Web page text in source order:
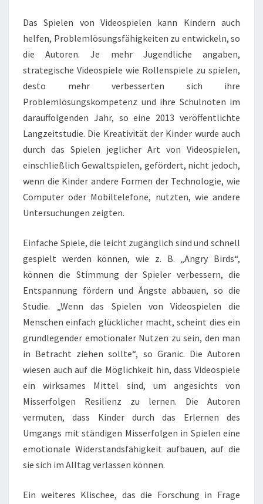
Das Spielen von Videospielen kann Kindern auch
helfen, Problemlösungsfähigkeiten zu entwickeln, so
die Autoren. Je mehr Jugendliche angaben,
strategische Videospiele wie Rollenspiele zu spielen,
desto mehr verbesserten sich ihre
Problemlösungskompetenz und ihre Schulnoten im
darauffolgenden Jahr, so eine 2013 veröffentlichte
Langzeitstudie. Die Kreativität der Kinder wurde auch
durch das Spielen jeglicher Art von Videospielen,
einschließlich Gewaltspielen, gefördert, nicht jedoch,
wenn die Kinder andere Formen der Technologie, wie
Computer oder Mobiltelefone, nutzten, wie andere
Untersuchungen zeigten.
Einfache Spiele, die leicht zugänglich sind und schnell
gespielt werden können, wie z. B. „Angry Birds“,
können die Stimmung der Spieler verbessern, die
Entspannung fördern und Ängste abbauen, so die
Studie. „Wenn das Spielen von Videospielen die
Menschen einfach glücklicher macht, scheint dies ein
grundlegender emotionaler Nutzen zu sein, den man
in Betracht ziehen sollte“, so Granic. Die Autoren
wiesen auch auf die Möglichkeit hin, dass Videospiele
ein wirksames Mittel sind, um angesichts von
Misserfolgen Resilienz zu lernen. Die Autoren
vermuten, dass Kinder durch das Erlernen des
Umgangs mit ständigen Misserfolgen in Spielen eine
emotionale Widerstandsfähigkeit aufbauen, auf die
sie sich im Alltag verlassen können.
Ein weiteres Klischee, das die Forschung in Frage